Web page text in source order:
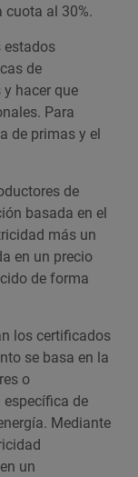
cuota al 30%.
estados
de
hacer que
Para
de primas y el
de
basada en el
más un
en un precio
de forma
los certificados
se basa en la
o
de
Mediante
un